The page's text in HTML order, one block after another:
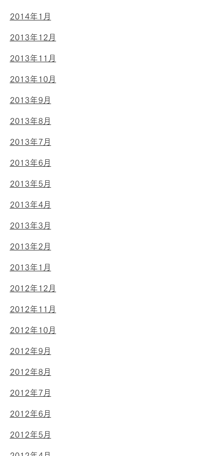
2014年1月
2013年12月
2013年11月
2013年10月
2013年9月
2013年8月
2013年7月
2013年6月
2013年5月
2013年4月
2013年3月
2013年2月
2013年1月
2012年12月
2012年11月
2012年10月
2012年9月
2012年8月
2012年7月
2012年6月
2012年5月